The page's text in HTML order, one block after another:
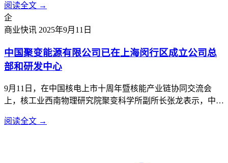
漠。”这是宇树科技宣布IPO计划后，他首次公开现身，畅谈
大模型时代机器人产业发展的机遇与挑战。王兴兴及他所创
立...
阅读全文 →
企
商业快讯 2025年9月11日
中国聚变能源有限公司已在上海闵行区成立公司总
部和研发中心
9月11日，在中国核电上市十周年暨核能产业链协同交流会
上，核工业西南物理研究院聚变科学所副所长张龙表示，中国
正加速推进聚变事业工程化、商业化应用。
阅读全文 →